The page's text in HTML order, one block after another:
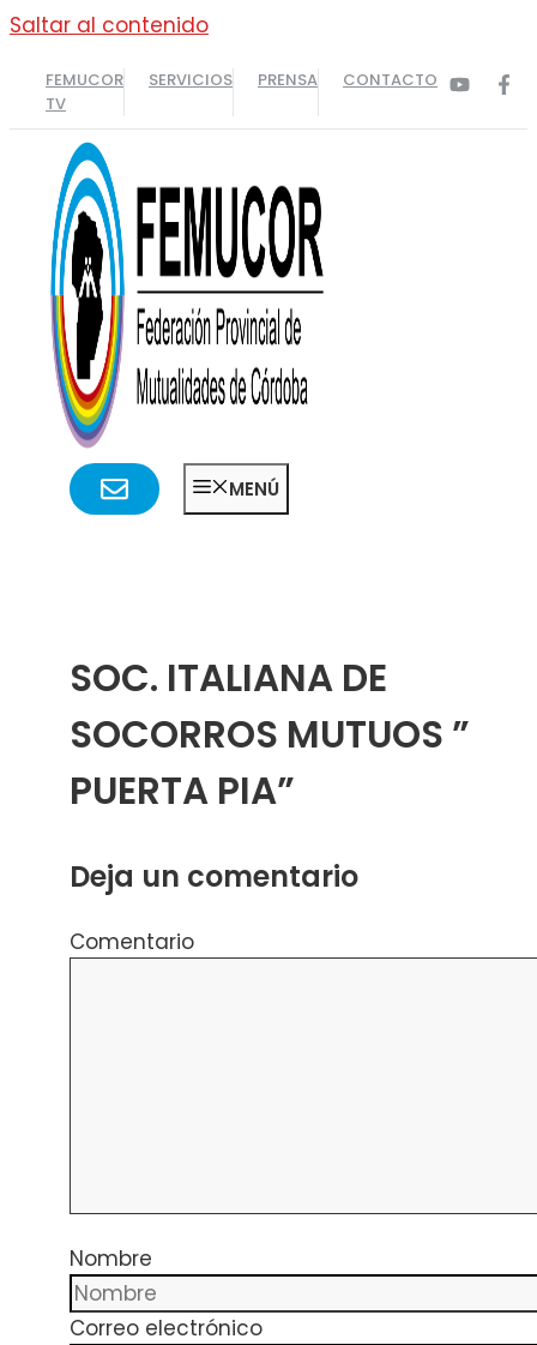
Saltar al contenido
FEMUCOR
TV
SERVICIOS PRENSA CONTACTO
MENÚ
SOC. ITALIANA DE
SOCORROS MUTUOS ”
PUERTA PIA”
Deja un comentario
Comentario
Nombre
Correo electrónico